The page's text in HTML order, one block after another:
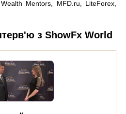
Mentors, MFD.ru, LiteForex,
з ShowFx World